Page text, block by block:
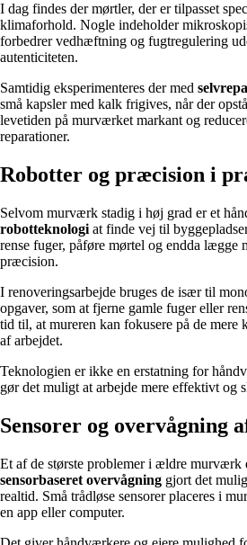
I dag findes der mørtler, der er tilpasset
klimaforhold. Nogle indeholder
forbedrer vedhæftning og fugtregulering
autenticiteten.
Samtidig eksperimenteres der med
små kapsler med kalk frigives, når der
levetiden på murværket markant og
reparationer.
Robotter og præcision i
Selvom murværk stadig i høj grad er et
robotteknologi at finde vej til
rense fuger, påføre mørtel og endda lægge
præcision.
I renoveringsarbejde bruges de især til
opgaver, som at fjerne gamle fuger eller
tid til, at mureren kan fokusere på de mere
af arbejdet.
Teknologien er ikke en erstatning for
gør det muligt at arbejde mere effektivt og
Sensorer og overvågning
Et af de største problemer i ældre murværk
sensorbaseret overvågning gjort det
realtid. Små trådløse sensorer placeres i
en app eller computer.